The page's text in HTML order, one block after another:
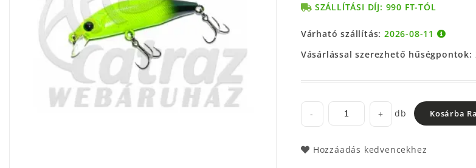
SZÁLLÍTÁSI DÍJ: 990 FT-TÓL
Várható szállítás:2026-08-11
Vásárlással szerezhető hűségpontok:
- + db Kosárba
Hozzáadás kedvencekhez